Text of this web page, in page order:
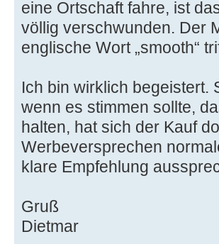
eine Ortschaft fahre, ist
völlig verschwunden. Der
englische Wort „smooth“
Ich bin wirklich begeistert.
wenn es stimmen sollte,
halten, hat sich der Kauf
Werbeversprechen
klare Empfehlung
Gruß
Dietmar